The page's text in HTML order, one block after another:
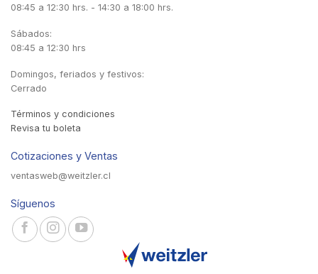
08:45 a 12:30 hrs. - 14:30 a 18:00 hrs.
Sábados:
08:45 a 12:30 hrs
Domingos, feriados y festivos:
Cerrado
Términos y condiciones
Revisa tu boleta
Cotizaciones y Ventas
ventasweb@weitzler.cl
Síguenos